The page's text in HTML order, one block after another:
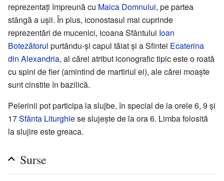
reprezentați împreună cu Maica Domnului, pe partea
stângă a ușii. În plus, iconostasul mai cuprinde
reprezentări de mucenici, icoana Sfântului Ioan
Botezătorul purtându-și capul tăiat și a Sfintei Ecaterina
din Alexandria, al cărei atribut iconografic tipic este o roată
cu spini de fier (amintind de martiriul ei), ale cărei moaște
sunt cinstite în bazilică.
Pelerinii pot participa la slujbe, în special de la orele 6, 9 și
17Sfânta Liturghiese slujește de la ora 6. Limba folosită
la slujire este greaca.
Surse